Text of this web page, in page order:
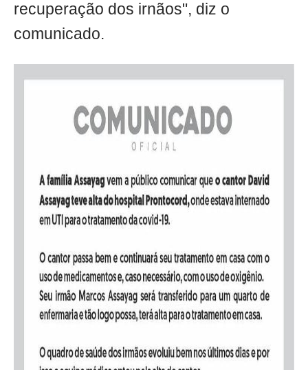
recuperação dos irnãos", diz o
comunicado.